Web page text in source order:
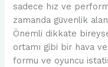
sadece hız ve
zamanda güvenlik
Önemli dikkate
ortamı gibi bir hava
formu ve oyuncu